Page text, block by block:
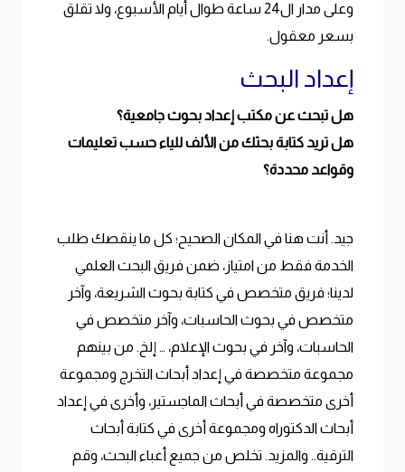
وعلى مدار ال24 ساعة طوال أيام الأسبوع، ولا تقلق
بسعر معقول.
إعداد البحث
هل تبحث عن مكتب إعداد بحوث جامعية؟
هل تريد كتابة بحثك من الألف للياء حسب تعليمات
وقواعد محددة؟
جيد. أنت هنا في المكان الصحيح؛ كل ما ينقصك طلب
الخدمة فقط من امتياز، ضمن فريق البحث العلمي
لدينا؛ فريق متخصص في كتابة بحوث الشريعة، وآخر
متخصص في بحوث الحاسبات، وآخر متخصص في
الحاسبات، وآخر في بحوث الإعلام، … إلخ. من بينهم
مجموعة متخصصة في إعداد أبحاث التخرج ومجموعة
أخرى متخصصة في أبحاث الماجستير، وأخرى في إعداد
أبحاث الدكتوراه ومجموعة أخرى في كتابة أبحاث
الترقية.. والمزيد. تخلص من جميع أعباء البحث، وقم